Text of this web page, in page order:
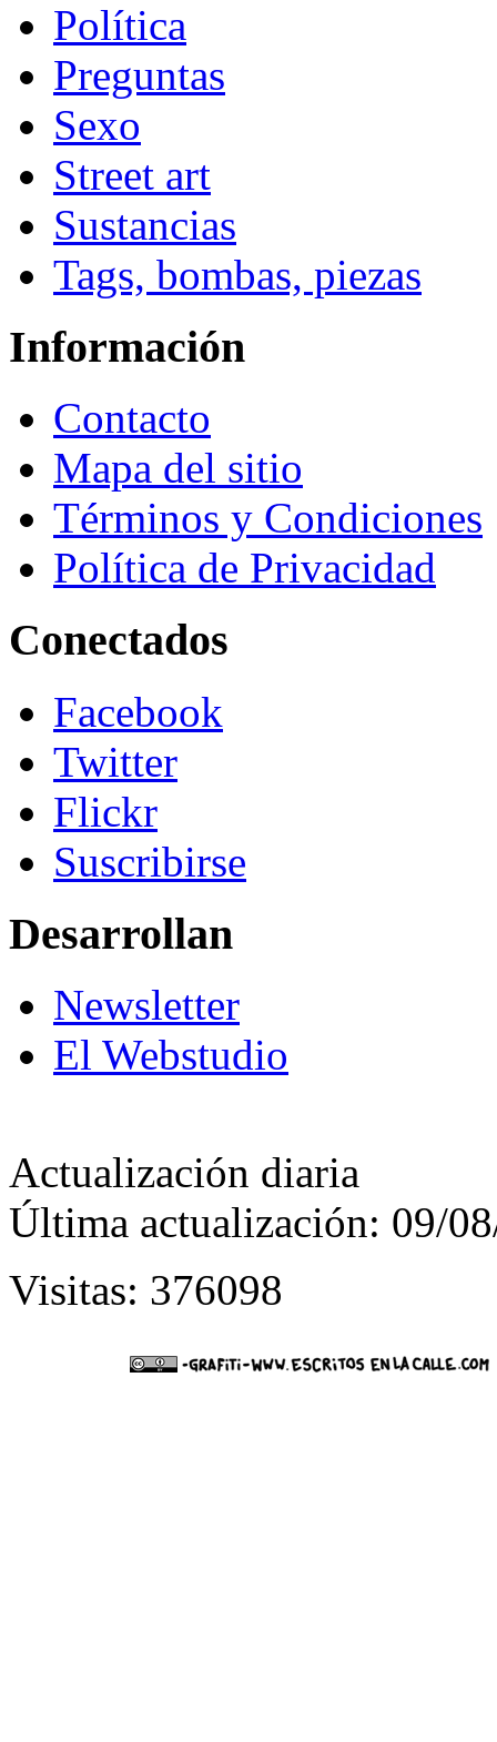
Política
Preguntas
Sexo
Street art
Sustancias
Tags, bombas, piezas
Información
Contacto
Mapa del sitio
Términos y Condiciones
Política de Privacidad
Conectados
Facebook
Twitter
Flickr
Suscribirse
Desarrollan
Newsletter
El Webstudio
Actualización diaria
Última actualización: 09/
Visitas: 376098